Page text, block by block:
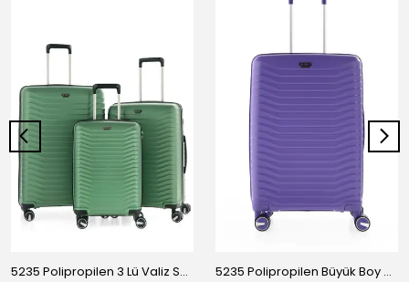
5235 Polipropilen 3 Lü Valiz Seti 5235 Polipropilen Büyük Boy Valiz